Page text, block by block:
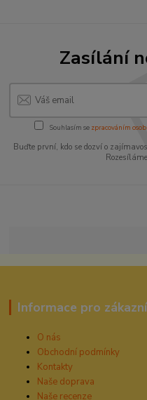
Zasílání
Souhlasím se zpracováním
Buďte první, kdo se dozví o
Informace pro
O nás
Obchodní podmínky
Kontakty
Naše doprava
Naše recenze